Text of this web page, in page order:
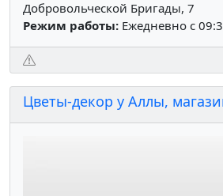
Добровольческой Бригады, 7
Режим работы: Ежедневно с
Цветы-декор у Аллы,